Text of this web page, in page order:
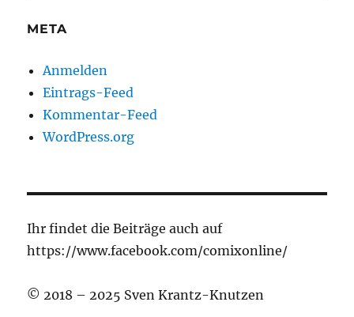
META
Anmelden
Eintrags-Feed
Kommentar-Feed
WordPress.org
Ihr findet die Beiträge auch auf
https://www.facebook.com/comixonline/
© 2018 – 2025 Sven Krantz-Knutzen